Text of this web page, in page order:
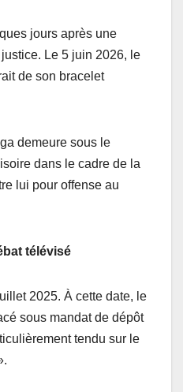
jours après une
Le 5 juin 2026, le
de son bracelet
demeure sous le
dans le cadre de la
lui pour offense au
télévisé
2025. À cette date, le
sous mandat de dépôt
tendu sur le